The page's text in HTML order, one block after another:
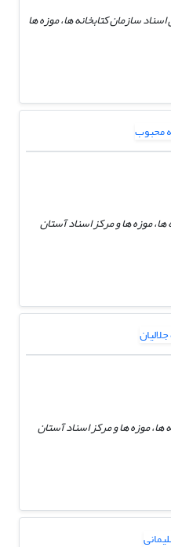
سازمان کتابخانه ها، موزه ها
موزه ها و مرکز اسناد آستان
موزه ها و مرکز اسناد آستان